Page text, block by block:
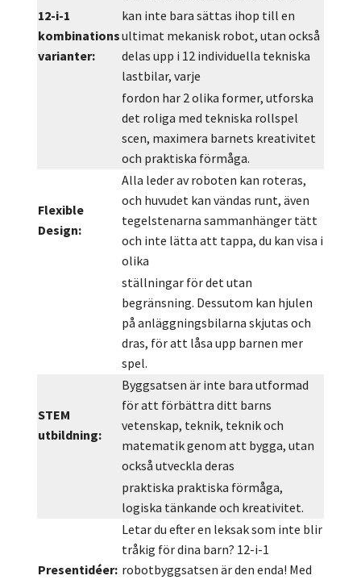
12-i-1
kombinations
varianter:
kan inte bara sättas ihop till en
ultimat mekanisk robot, utan också
delas upp i 12 individuella tekniska
lastbilar, varje
fordon har 2 olika former, utforska
det roliga med tekniska rollspel
scen, maximera barnets kreativitet
och praktiska förmåga.
Flexible
Design:
Alla leder av roboten kan roteras,
och huvudet kan vändas runt, även
tegelstenarna sammanhänger tätt
och inte lätta att tappa, du kan visa i
olika
ställningar för det utan
begränsning. Dessutom kan hjulen
på anläggningsbilarna skjutas och
dras, för att låsa upp barnen mer
spel.
STEM
utbildning:
Byggsatsen är inte bara utformad
för att förbättra ditt barns
vetenskap, teknik, teknik och
matematik genom att bygga, utan
också utveckla deras
praktiska praktiska förmåga,
logiska tänkande och kreativitet.
Presentidéer:
Letar du efter en leksak som inte blir
tråkig för dina barn? 12-i-1
robotbyggsatsen är den enda! Med